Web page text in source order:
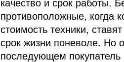
качество и срок работы.
противоположные, когда
стоимость техники,
срок жизни поневоле. Но
последующем покупатель